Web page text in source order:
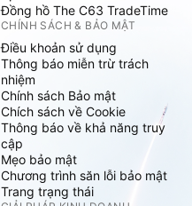
Đồng hồ The C63 TradeTime
CHÍNH SÁCH & BẢO MẬT
Điều khoản sử dụng
Thông báo miễn trừ trách
nhiệm
Chính sách Bảo mật
Chích sách về Cookie
Thông báo về khả năng truy
cập
Mẹo bảo mật
Chương trình săn lỗi bảo mật
Trang trạng thái